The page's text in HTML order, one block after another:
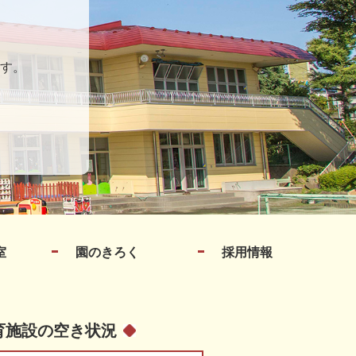
。
園のきろく 採用情報
施設の空き状況